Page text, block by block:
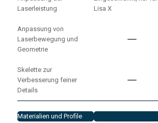
Laserleistung
Lisa X
Anpassung von
Laserbewegung und
Geometrie
Skelette zur
Verbesserung feiner
Details
Materialien und Profile